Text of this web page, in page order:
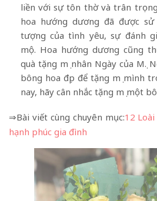
liền với sự tôn thờ và trân
hoa hướng dương đã được
tượng của tình yêu, sự đánh
mộ. Hoa hướng dương cũng
quà tặng mẹ nhân Ngày của
bông hoa đẹp để tặng mẹ mình
nay, hãy cân nhắc tặng mẹ một
⇒Bài viết cùng chuyên mục:12
hạnh phúc gia đình